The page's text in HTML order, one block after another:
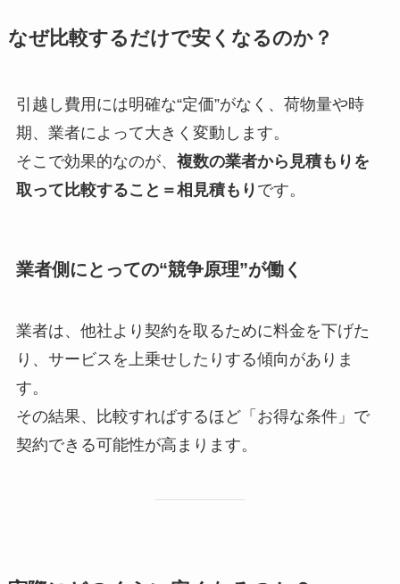
なぜ比較するだけで安くなるのか？
引越し費用には明確な“定価”がなく、荷物量や時
期、業者によって大きく変動します。
そこで効果的なのが、 複数の業者から見積もりを
取って比較すること＝相見積もり です。
業者側にとっての“競争原理”が働く
業者は、他社より契約を取るために料金を下げた
り、サービスを上乗せしたりする傾向がありま
す。
その結果、比較すればするほど「お得な条件」で
契約できる可能性が高まります。